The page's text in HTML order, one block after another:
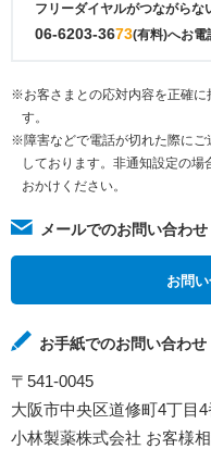
フリーダイヤルがつながらな
06-6203-3673(有料)へお電
※お客さまとの応対内容を正確に
す。
※障害などで電話が切れた際にご
しております。非通知設定の
おかけください。
メールでのお問い合わせ
お問
お手紙でのお問い合わせ
〒541-0045
大阪市中央区道修町4丁目
小林製薬株式会社 お客様